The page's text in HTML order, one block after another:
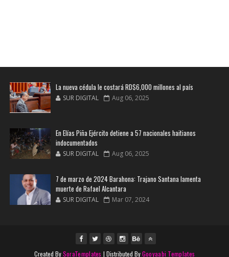
La nueva cédula le costará RD$6,000 millones al país
SUR DIGITAL Aug 06, 2025
En Elías Piña Ejército detiene a 57 nacionales haitianos
indocumentados
SUR DIGITAL Aug 06, 2025
7 de marzo de 2024 Barahona: Trajano Santana lamenta
muerte de Rafael Alcantara
SUR DIGITAL Mar 07, 2024
Created BySoraTemplates | Distributed ByGooyaabi Templates